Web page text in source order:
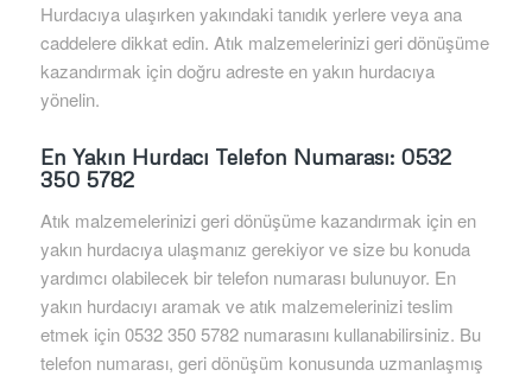
Hurdacıya ulaşırken yakındaki tanıdık yerlere veya ana
caddelere dikkat edin. Atık malzemelerinizi geri dönüşüme
kazandırmak için doğru adreste en yakın hurdacıya
yönelin.
En Yakın Hurdacı Telefon Numarası: 0532
350 5782
Atık malzemelerinizi geri dönüşüme kazandırmak için en
yakın hurdacıya ulaşmanız gerekiyor ve size bu konuda
yardımcı olabilecek bir telefon numarası bulunuyor. En
yakın hurdacıyı aramak ve atık malzemelerinizi teslim
etmek için 0532 350 5782 numarasını kullanabilirsiniz. Bu
telefon numarası, geri dönüşüm konusunda uzmanlaşmış